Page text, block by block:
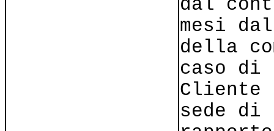
dal
mesi
della
caso di
sede di